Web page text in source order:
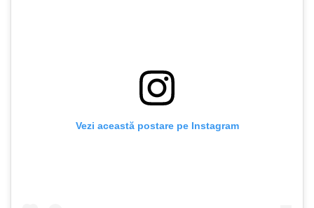
Vezi această postare pe Instagram